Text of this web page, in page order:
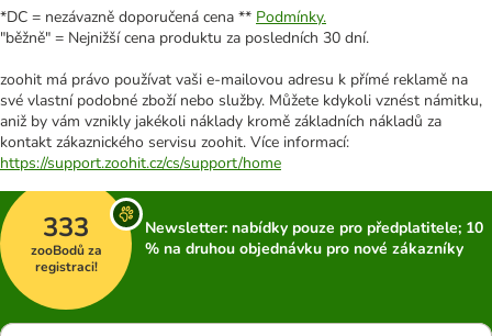
*DC = nezávazně doporučená cena ** Podmínky.
"běžně" = Nejnižší cena produktu za posledních 30 dní.
zoohit má právo používat vaši e-mailovou adresu k přímé reklamě na
své vlastní podobné zboží nebo služby. Můžete kdykoli vznést námitku,
aniž by vám vznikly jakékoli náklady kromě základních nákladů za
kontakt zákaznického servisu zoohit. Více informací:
https://support.zoohit.cz/cs/support/home
333
zooBodů za
registraci!
Newsletter: nabídky pouze pro předplatitele; 10
% na druhou objednávku pro nové zákazníky